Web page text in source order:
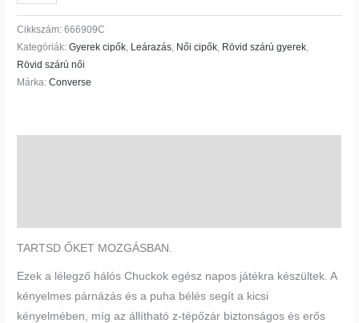
Cikkszám:666909C
Kategóriák:Gyerek cipők, Leárazás, Női cipők, Rövid szárú gyerek,
Rövid szárú női
Márka:Converse
TARTSD ŐKET MOZGÁSBAN.
Ezek a lélegző hálós Chuckok egész napos játékra készültek. A
kényelmes párnázás és a puha bélés segít a kicsi
kényelmében, míg az állítható z-tépőzár biztonságos és erős